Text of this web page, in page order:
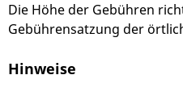
Die Höhe der Gebühren
Gebührensatzung der
Hinweise